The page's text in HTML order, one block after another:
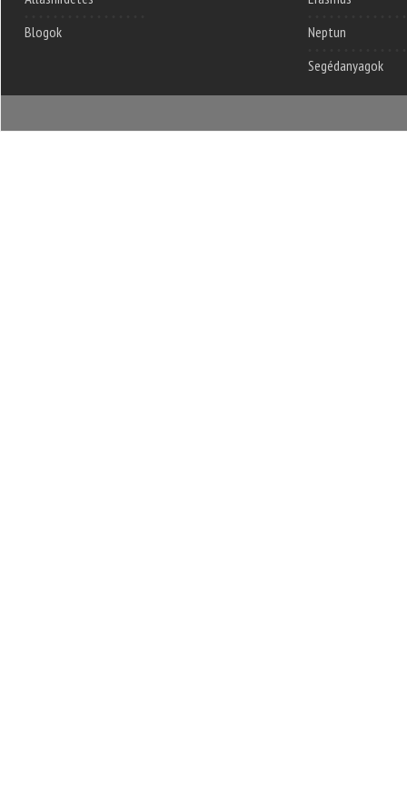
Blogok
Neptun
Segédanyagok